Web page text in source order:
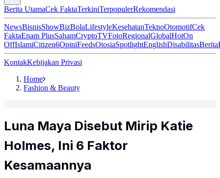
Berita UtamaCek FaktaTerkiniTerpopulerRekomendasi
NewsBisnisShowBizBolaLifestyleKesehatanTeknoOtomotifCek
FaktaEnam PlusSahamCryptoTVFotoRegionalGlobalHotOn
OffIslamiCitizen6OpiniFeedsOtosiaSpotlightEnglishDisabilitasBerita
KontakKebijakan Privasi
Home
Fashion & Beauty
Luna Maya Disebut Mirip Katie
Holmes, Ini 6 Faktor
Kesamaannya